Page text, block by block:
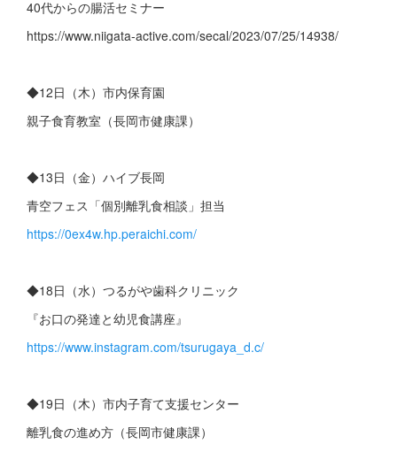
40代からの腸活セミナー
https://www.niigata-active.com/secal/2023/07/25/14938/
◆12日（木）市内保育園
親子食育教室（長岡市健康課）
◆13日（金）ハイブ長岡
青空フェス「個別離乳食相談」担当
https://0ex4w.hp.peraichi.com/
◆18日（水）つるがや歯科クリニック
『お口の発達と幼児食講座』
https://www.instagram.com/tsurugaya_d.c/
◆19日（木）市内子育て支援センター
離乳食の進め方（長岡市健康課）